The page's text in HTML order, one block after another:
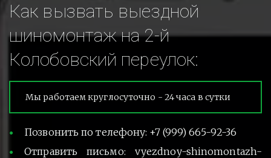
Как вызвать выездной
шиномонтаж на 2-й
Колобовский переулок:
Мы работаем круглосуточно - 24 часа в сутки
Позвонить по телефону: +7 (999) 665-92-36
Отправить письмо: vyezdnoy-shinomontazh-